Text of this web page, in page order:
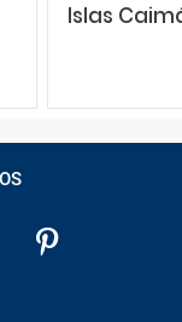
Islas